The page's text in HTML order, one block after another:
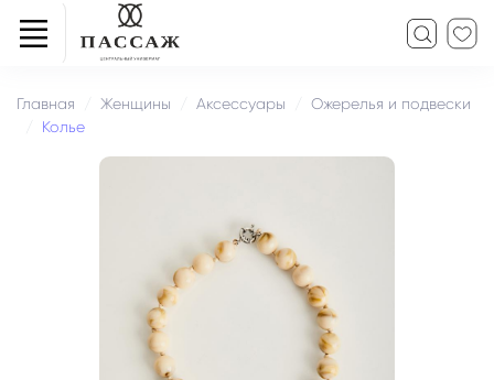
Главная Женщины Аксессуары
Ожерелья и подвески
Колье